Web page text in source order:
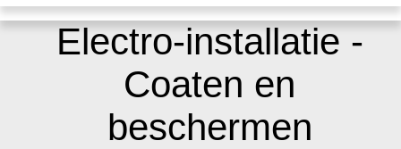
Electro-installatie -
Coaten en
beschermen